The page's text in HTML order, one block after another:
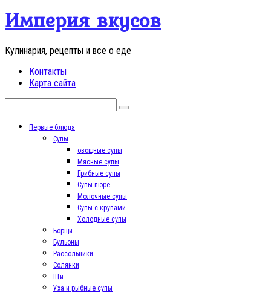
Перейти
контенту
Империя вкусов
Кулинария, рецепты и всё о еде
Контакты
Карта сайта
Первые блюда
Супы
овощные супы
Мясные супы
Грибные супы
Супы-пюре
Молочные супы
Супы с крупами
Холодные супы
Борщи
Бульоны
Рассольники
Солянки
Щи
Уха и рыбные супы